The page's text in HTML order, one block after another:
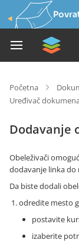
Početna
Uređivač
Dodavanje
Obeleživači
dodavanje linka
Da biste dodali
odredite mesto
postavite
izaberite